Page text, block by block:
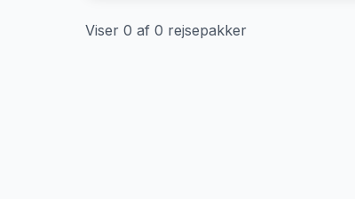
Viser 0 af 0 rejsepakker